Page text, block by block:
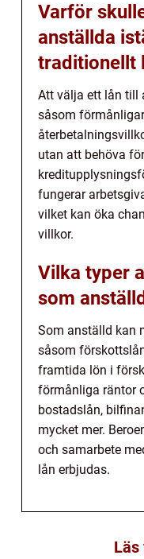
Varför
anställda
traditionellt
Att välja ett lån till
såsom
utan att behöva
fungerar
vilket kan öka
villkor.
Vilka typer
som
Som anställd kan
såsom
framtida lön i
förmånliga räntor
bostadslån,
mycket mer.
och samarbete
lån erbjudas.
Läs